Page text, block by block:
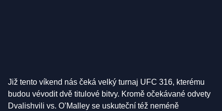
Již tento víkend nás čeká velký turnaj UFC 316, kterému
budou vévodit dvě titulové bitvy. Kromě očekávané odvety
Dvalishvili vs. O’Malley se uskuteční též neméně